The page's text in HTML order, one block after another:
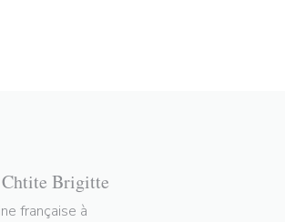
Chtite Brigitte
française à